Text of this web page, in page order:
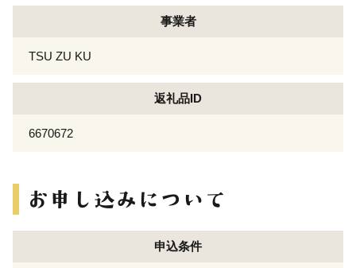
事業者
TSU ZU KU
返礼品ID
6670672
申込条件